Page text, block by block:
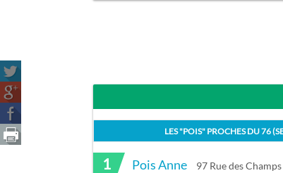
LES "POIS" PROCHES DU76
1 Pois Anne 97 Rue des